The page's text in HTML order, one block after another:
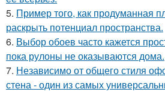
5. Пример того, как продуманная
раскрыть потенциал пространства.
6. Выбор обоев часто кажется
пока рулоны не оказываются дома.
7. Независимо от общего стиля
стена - один из самых